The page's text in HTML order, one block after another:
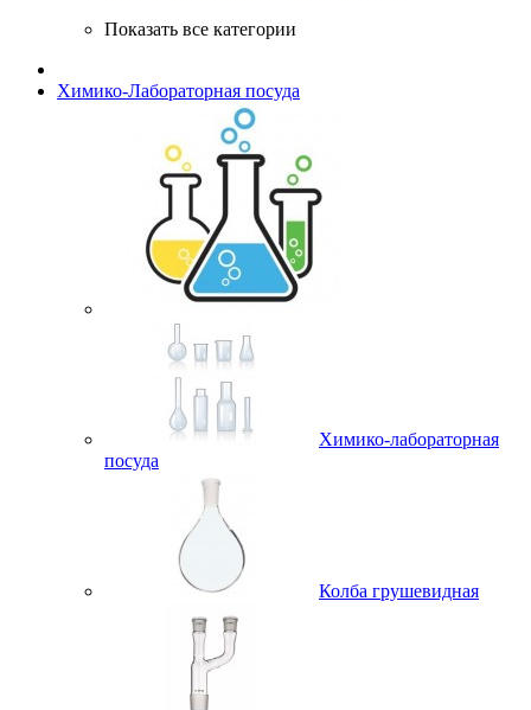
Показать все категории
Химико-Лабораторная посуда
Химико-лабораторная
посуда
Колба грушевидная